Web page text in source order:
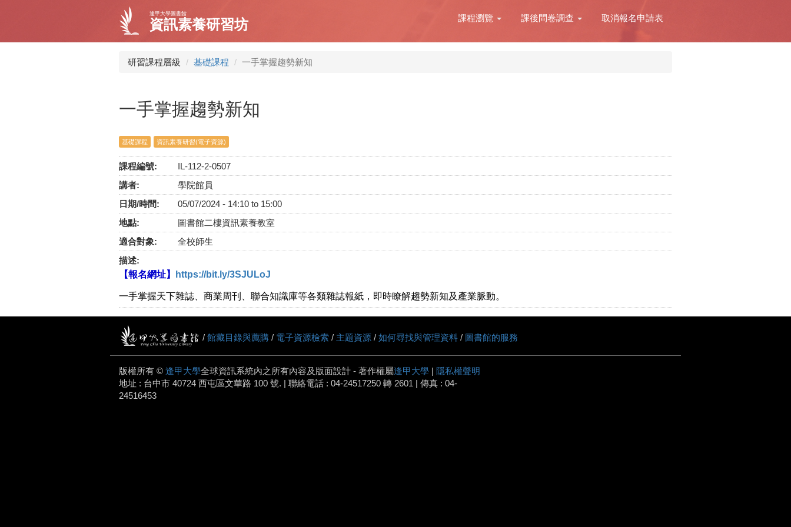
內
逢甲大學圖書館
資訊素養研習坊 課程瀏覽 課後問卷調查 取消報名申請表
研習課程層級 基礎課程 一手掌握趨勢新知
一手掌握趨勢新知
基礎課程 資訊素養研習(電子資源)
課程編號:
IL-112-2-0507
講者:
學院館員
日期/時間:
05/07/2024 - 14:10 to 15:00
地點:
圖書館二樓資訊素養教室
適合對象:
全校師生
描述:
【報名網址】
https://bit.ly/3SJULoJ
一手掌握天下雜誌、商業周刊、聯合知識庫等各類雜誌報紙，即時瞭解趨勢新知及產業脈動。
/ 館藏目錄與薦購 / 電子資源檢索 / 主題資源 / 如何尋找與管理資料 / 圖書館的服務
版權所有 © 逢甲大學全球資訊系統內之所有內容及版面設計 - 著作權屬逢甲大學 | 隱私權聲明
地址 : 台中市 40724 西屯區文華路 100 號. | 聯絡電話 : 04-24517250 轉 2601 | 傳真 : 04-
24516453